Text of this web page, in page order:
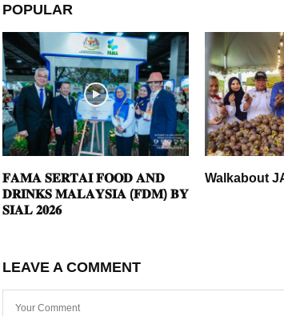
POPULAR
𝐅𝐀𝐌𝐀 𝐒𝐄𝐑𝐓𝐀𝐈 𝐅𝐎𝐎𝐃 𝐀𝐍𝐃
𝐃𝐑𝐈𝐍𝐊𝐒 𝐌𝐀𝐋𝐀𝐘𝐒𝐈𝐀 (𝐅𝐃𝐌) 𝐁𝐘
𝐒𝐈𝐀𝐋 𝟐𝟎𝟐𝟔
Walkabout
LEAVE A COMMENT